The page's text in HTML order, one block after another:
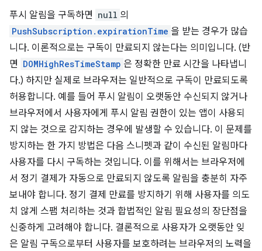
푸시 알림을 구독하면 null 의
PushSubscription.expirationTime 을 받는 경우가 많습
니다. 이론적으로는 구독이 만료되지 않는다는 의미입니다. (반
면 DOMHighResTimeStamp 은 정확한 만료 시간을 나타냅니
다.) 하지만 실제로 브라우저는 일반적으로 구독이 만료되도록
허용합니다. 예를 들어 푸시 알림이 오랫동안 수신되지 않거나
브라우저에서 사용자에게 푸시 알림 권한이 있는 앱이 사용되
지 않는 것으로 감지하는 경우에 발생할 수 있습니다. 이 문제를
방지하는 한 가지 방법은 다음 스니펫과 같이 수신된 알림마다
사용자를 다시 구독하는 것입니다. 이를 위해서는 브라우저에
서 정기 결제가 자동으로 만료되지 않도록 알림을 충분히 자주
보내야 합니다. 정기 결제 만료를 방지하기 위해 사용자를 의도
치 않게 스팸 처리하는 것과 합법적인 알림 필요성의 장단점을
신중하게 고려해야 합니다. 결론적으로 사용자가 오랫동안 잊
은 알림 구독으로부터 사용자를 보호하려는 브라우저의 노력을